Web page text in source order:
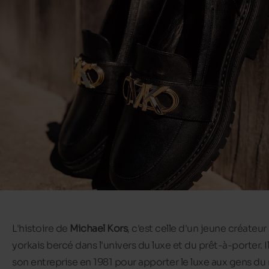
L'histoire de Michael Kors, c'est celle d'un jeune
yorkais bercé dans l'univers du luxe et du prêt-à-porter.
son entreprise en 1981 pour apporter le luxe aux gens